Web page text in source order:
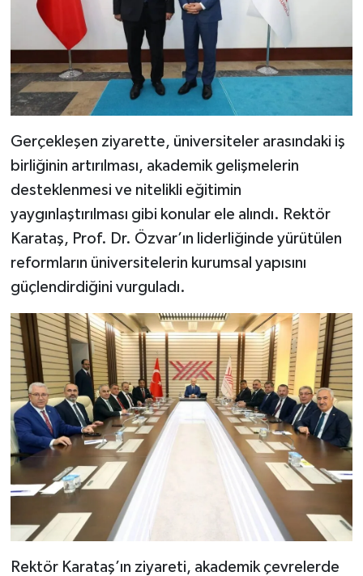
Gerçekleşen ziyarette, üniversiteler arasındaki iş
birliğinin artırılması, akademik gelişmelerin
desteklenmesi ve nitelikli eğitimin
yaygınlaştırılması gibi konular ele alındı. Rektör
Karataş, Prof. Dr. Özvar’ın liderliğinde yürütülen
reformların üniversitelerin kurumsal yapısını
güçlendirdiğini vurguladı.
Rektör Karataş’ın ziyareti, akademik çevrelerde